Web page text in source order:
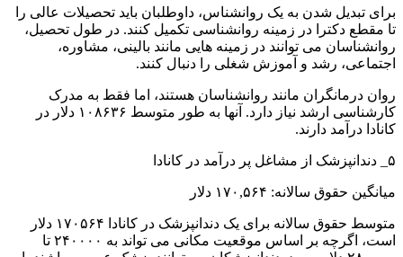
برای تبدیل شدن به یک روانشناس، داوطلبان باید تحصیلات عالی را
تا مقطع دکترا در زمینه روانشناسی تکمیل کنند. در طول تحصیل،
روانشناسان می توانند در زمینه هایی مانند بالینی، مشاوره،
اجتماعی، رشد و آموزش شغلی را دنبال کنند.
روان درمانگران مانند روانشناسان هستند، اما فقط به مدرک
کارشناسی ارشد نیاز دارد. آنها به طور متوسط ​​۱۰۸۶۳۶ دلار در
کانادا درآمد دارند.
۵_ دندانپزشک از مشاغل پر درآمد در کانادا
میانگین حقوق سالانه: ۱۷۰,۵۶۴ دلار
متوسط ​​حقوق سالانه برای یک دندانپزشک در کانادا ۱۷۰۵۶۴ دلار
است، اگرچه بر اساس موقعیت مکانی می تواند به ۲۴۰۰۰۰ تا